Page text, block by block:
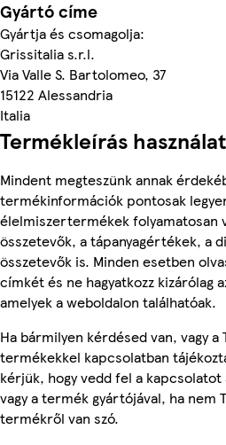
Gyártó címe
Gyártja és csomagolja:
Grissitalia s.r.l.
Via Valle S. Bartolomeo, 37
15122 Alessandria
Italia
Termékleírás
Mindent megteszünk annak
termékinformációk pontosak
élelmiszertermékek folyamatosan
összetevők, a tápanyagértékek, a
összetevők is. Minden esetben
címkét és ne hagyatkozz kizárólag
amelyek a weboldalon találhatóak.
Ha bármilyen kérdésed van, vagy a
termékekkel kapcsolatban
kérjük, hogy vedd fel a kapcsolatot
vagy a termék gyártójával, ha nem
termékről van szó.